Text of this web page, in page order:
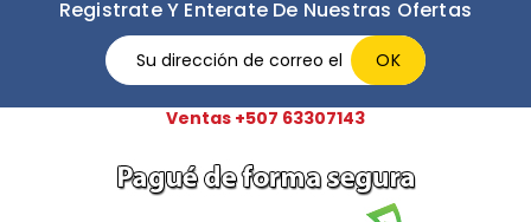
Registrate Y Enterate De Nuestras Ofertas
Ventas +507 63307143